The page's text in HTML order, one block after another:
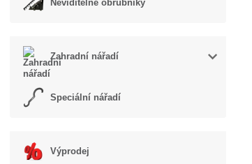
Neviditelné obrubníky
Zahradní nářadí
Speciální nářadí
Výprodej